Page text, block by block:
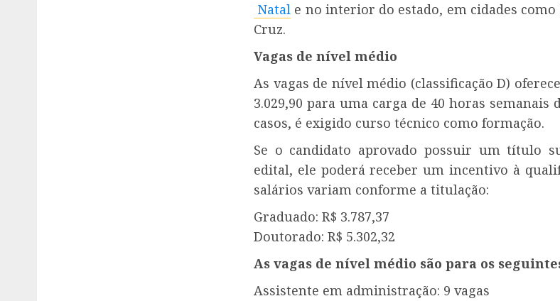
Natal e no interior do estado, em cidades como
Cruz.
Vagas de nível médio
As vagas de nível médio (classificação D)
3.029,90 para uma carga de 40 horas semanais
casos, é exigido curso técnico como formação.
Se o candidato aprovado possuir um título
edital, ele poderá receber um incentivo à
salários variam conforme a titulação:
Graduado: R$ 3.787,37
Doutorado: R$ 5.302,32
As vagas de nível médio são para os
Assistente em administração: 9 vagas